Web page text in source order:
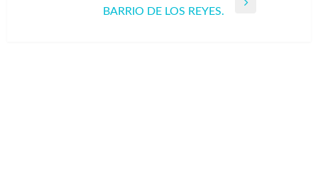
BARRIO DE LOS REYES.